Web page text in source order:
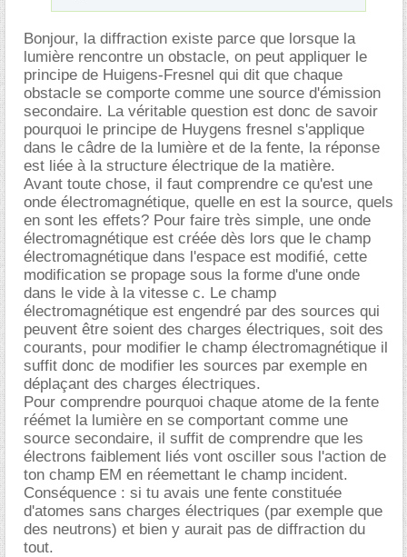
Bonjour, la diffraction existe parce que lorsque la
lumière rencontre un obstacle, on peut appliquer le
principe de Huigens-Fresnel qui dit que chaque
obstacle se comporte comme une source d'émission
secondaire. La véritable question est donc de savoir
pourquoi le principe de Huygens fresnel s'applique
dans le câdre de la lumière et de la fente, la réponse
est liée à la structure électrique de la matière.
Avant toute chose, il faut comprendre ce qu'est une
onde électromagnétique, quelle en est la source, quels
en sont les effets? Pour faire très simple, une onde
électromagnétique est créée dès lors que le champ
électromagnétique dans l'espace est modifié, cette
modification se propage sous la forme d'une onde
dans le vide à la vitesse c. Le champ
électromagnétique est engendré par des sources qui
peuvent être soient des charges électriques, soit des
courants, pour modifier le champ électromagnétique il
suffit donc de modifier les sources par exemple en
déplaçant des charges électriques.
Pour comprendre pourquoi chaque atome de la fente
réémet la lumière en se comportant comme une
source secondaire, il suffit de comprendre que les
électrons faiblement liés vont osciller sous l'action de
ton champ EM en réemettant le champ incident.
Conséquence : si tu avais une fente constituée
d'atomes sans charges électriques (par exemple que
des neutrons) et bien y aurait pas de diffraction du
tout.